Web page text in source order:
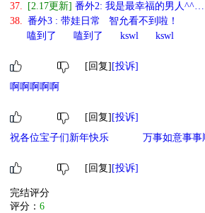
37.
[2.17更新] 番外2: 我是最幸福的男人
38. 番外3 : 带娃日常 智允看不到啦！
嗑到了
嗑到了 kswl kswl
[回复] [投诉]
啊啊啊啊啊
[回复] [投诉]
祝各位宝子们新年快乐
万事如意事事
[回复] [投诉]
完结评分
评分： 6